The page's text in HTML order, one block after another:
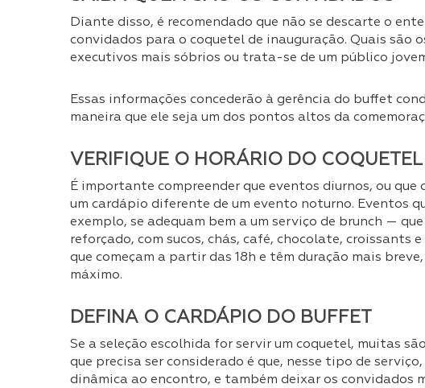
Diante disso, é recomendado que não se descarte o
convidados para o coquetel de inauguração. Quais são
executivos mais sóbrios ou trata-se de um público
Essas informações concederão à gerência do buffet
maneira que ele seja um dos pontos altos da
VERIFIQUE O HORÁRIO DO
É importante compreender que eventos diurnos, ou
um cardápio diferente de um evento noturno. Eventos
exemplo, se adequam bem a um serviço de brunch —
reforçado, com sucos, chás, café, chocolate, croissants
que começam a partir das 18h e têm duração mais
máximo.
DEFINA O CARDÁPIO DO BUFFET
Se a seleção escolhida for servir um coquetel, muitas
que precisa ser considerado é que, nesse tipo de
dinâmica ao encontro, e também deixar os convidados